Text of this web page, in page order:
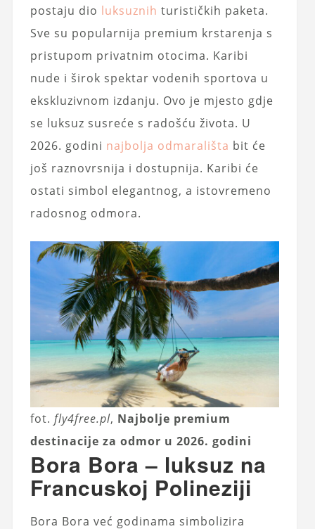
postaju dio luksuznih turističkih paketa.
Sve su popularnija premium krstarenja s
pristupom privatnim otocima. Karibi
nude i širok spektar vodenih sportova u
ekskluzivnom izdanju. Ovo je mjesto gdje
se luksuz susreće s radošću života. U
2026. godini najbolja odmarališta bit će
još raznovrsnija i dostupnija. Karibi će
ostati simbol elegantnog, a istovremeno
radosnog odmora.
fot. fly4free.pl, Najbolje premium
destinacije za odmor u 2026. godini
Bora Bora – luksuz na
Francuskoj Polineziji
Bora Bora već godinama simbolizira